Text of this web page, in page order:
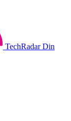
TechRadar Din